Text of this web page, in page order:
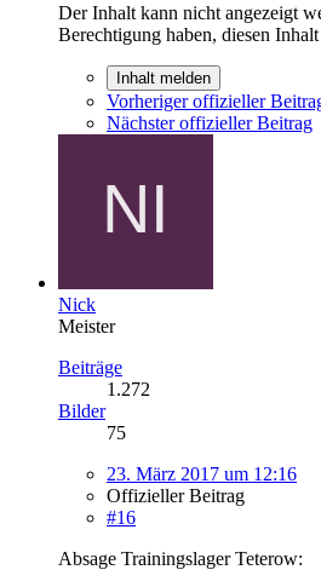
Der Inhalt kann nicht angezeigt
Berechtigung haben, diesen Inhalt
Inhalt melden
Vorheriger offizieller
Nächster offizieller Beitrag
Nick
Meister
Beiträge
1.272
Bilder
75
23. März 2017 um 12:16
Offizieller Beitrag
#16
Absage Trainingslager Teterow: